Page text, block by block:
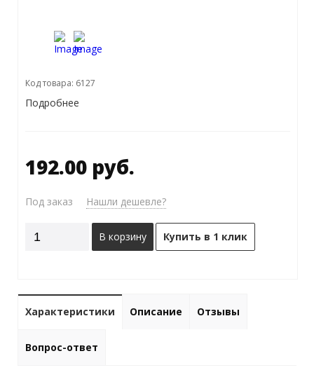
Код товара: 6127
Подробнее
192.00 руб.
Под заказ Нашли дешевле?
В корзину Купить в 1 клик
Характеристики Описание Отзывы
Вопрос-ответ